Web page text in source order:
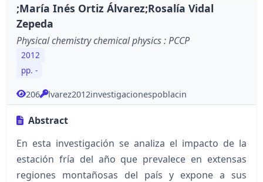
;María Inés Ortiz Álvarez;Rosalía Vidal
Zepeda
Physical chemistry chemical physics : PCCP
2012
pp. -
206 lvarez2012investigacionespoblacin
Abstract
En esta investigación se analiza el impacto de la
estación fría del año que prevalece en extensas
regiones montañosas del país y expone a sus